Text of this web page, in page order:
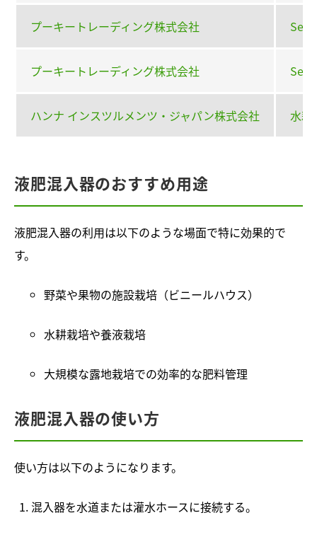
プーキートレーディング株式会社
プーキートレーディング株式会社
ハンナ インスツルメンツ・ジャパン株式会社 水耕
液肥混入器のおすすめ用途
液肥混入器の利用は以下のような場面で特に効果的で
す。
野菜や果物の施設栽培（ビニールハウス）
水耕栽培や養液栽培
大規模な露地栽培での効率的な肥料管理
液肥混入器の使い方
使い方は以下のようになります。
混入器を水道または灌水ホースに接続する。